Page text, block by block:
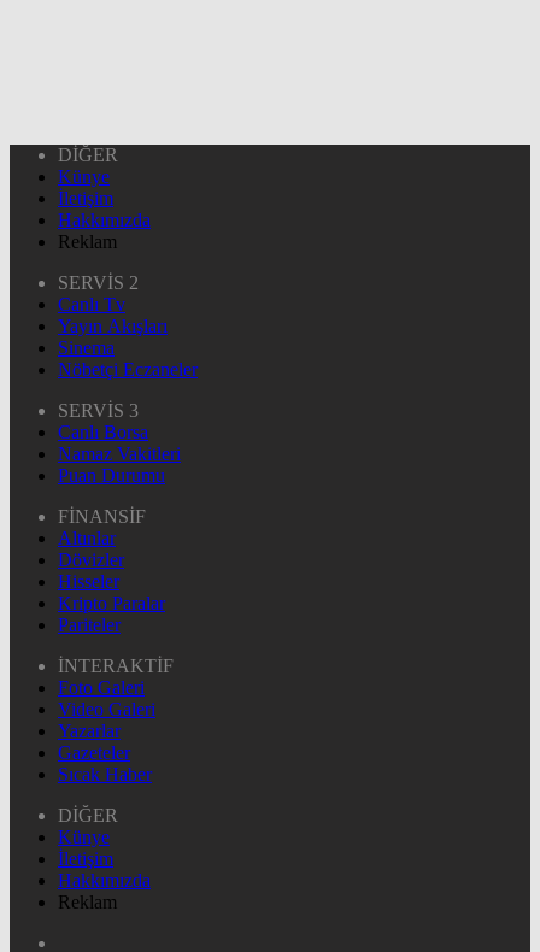
DİĞER
Künye
İletişim
Hakkımızda
Reklam
SERVİS 2
Canlı Tv
Yayın Akışları
Sinema
Nöbetçi Eczaneler
SERVİS 3
Canlı Borsa
Namaz Vakitleri
Puan Durumu
FİNANSİF
Altınlar
Dövizler
Hisseler
Kripto Paralar
Pariteler
İNTERAKTİF
Foto Galeri
Video Galeri
Yazarlar
Gazeteler
Sıcak Haber
DİĞER
Künye
İletişim
Hakkımızda
Reklam